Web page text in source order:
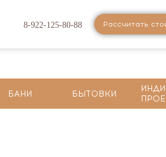
Рассчитать
8-922-125-80-88
БАНИ БЫТОВКИ